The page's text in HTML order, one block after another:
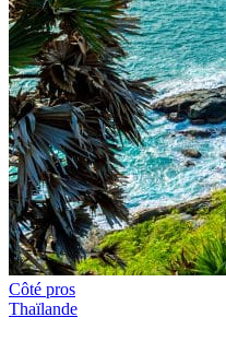
Côté pros
Thaïlande